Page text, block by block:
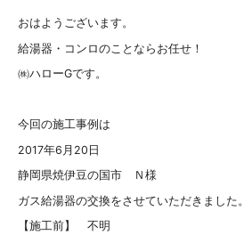
おはようございます。
給湯器・コンロのことならお任せ！
㈱ハローGです。
今回の施工事例は
2017年6月20日
静岡県焼伊豆の国市 Ｎ様
ガス給湯器の交換をさせていただきました。
【施工前】 不明